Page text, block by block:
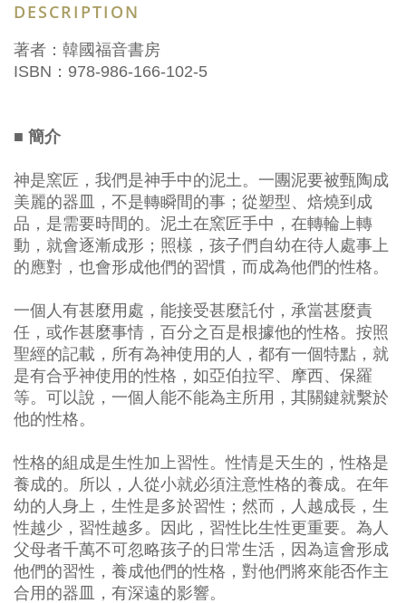
DESCRIPTION
著者：韓國福音書房
ISBN：978-986-166-102-5
■ 簡介
神是窯匠，我們是神手中的泥土。一團泥要被甄陶成
美麗的器皿，不是轉瞬間的事；從塑型、焙燒到成
品，是需要時間的。泥土在窯匠手中，在轉輪上轉
動，就會逐漸成形；照樣，孩子們自幼在待人處事上
的應對，也會形成他們的習慣，而成為他們的性格。
一個人有甚麼用處，能接受甚麼託付，承當甚麼責
任，或作甚麼事情，百分之百是根據他的性格。按照
聖經的記載，所有為神使用的人，都有一個特點，就
是有合乎神使用的性格，如亞伯拉罕、摩西、保羅
等。可以說，一個人能不能為主所用，其關鍵就繫於
他的性格。
性格的組成是生性加上習性。性情是天生的，性格是
養成的。所以，人從小就必須注意性格的養成。在年
幼的人身上，生性是多於習性；然而，人越成長，生
性越少，習性越多。因此，習性比生性更重要。為人
父母者千萬不可忽略孩子的日常生活，因為這會形成
他們的習性，養成他們的性格，對他們將來能否作主
合用的器皿，有深遠的影響。